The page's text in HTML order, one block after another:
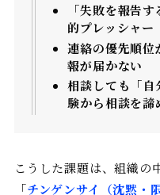
「失敗を報告
的プレッシャー
連絡の優先順位
報が届かない
相談しても「自
験から相談を諦
こうした課題は、組織の
「チンゲンサイ（沈黙・